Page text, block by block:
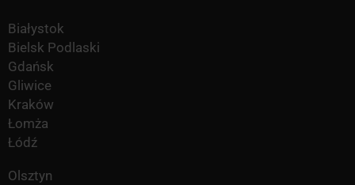
Białystok
Bielsk Podlaski
Gdańsk
Gliwice
Kraków
Łomża
Łódź
Olsztyn